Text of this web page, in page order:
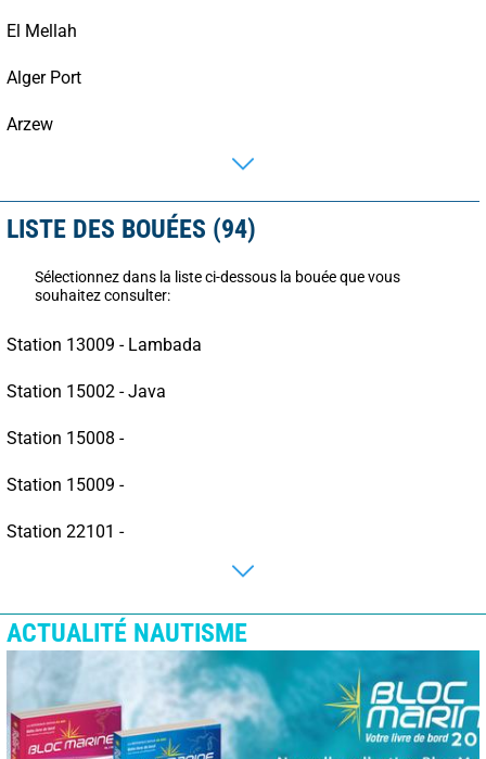
El Mellah
Alger Port
Arzew
LISTE DES BOUÉES (94)
Sélectionnez dans la liste ci-dessous la bouée que vous
souhaitez consulter:
Station 13009 - Lambada
Station 15002 - Java
Station 15008 -
Station 15009 -
Station 22101 -
ACTUALITÉ NAUTISME